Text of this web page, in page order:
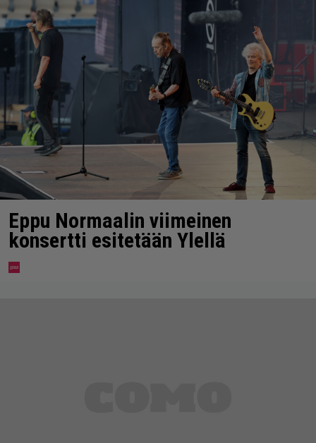
Eppu Normaalin viimeinen
konsertti esitetään Ylellä